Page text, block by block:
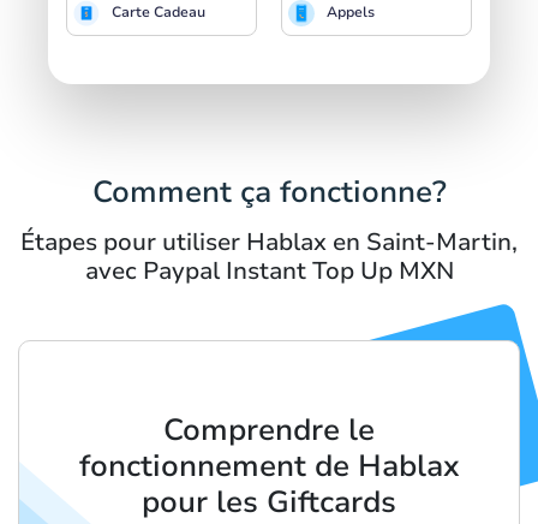
Carte Cadeau Appels
Comment ça fonctionne?
Étapes pour utiliser Hablax en Saint-Martin,
avec Paypal Instant Top Up MXN
Comprendre le
fonctionnement de Hablax
pour les Giftcards